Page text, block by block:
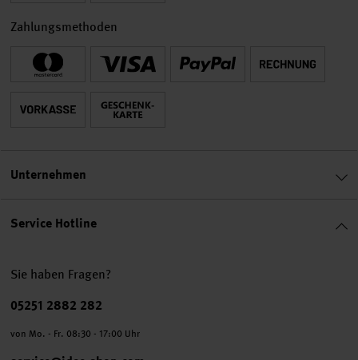
Service Hotline
Sie haben Fragen?
Telefonnummer
05251 2882 282
von Mo. - Fr. 08:30 - 17:00 Uhr
Zahlungsmethoden
Unternehmen